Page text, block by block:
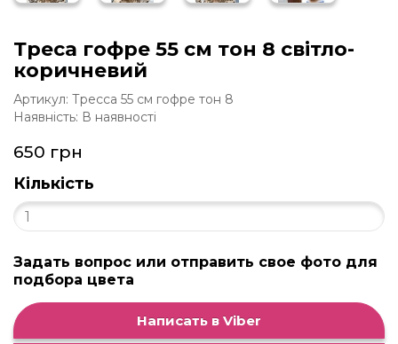
Треса гофре 55 см тон 8 світло-
коричневий
Артикул: Тресса 55 см гофре тон 8
Наявність: В наявності
650 грн
Кількість
Задать вопрос или отправить свое фото для
подбора цвета
Написать в Viber